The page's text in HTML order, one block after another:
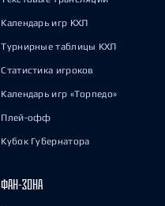
Календарь игр КХЛ
Турнирные таблицы КХЛ
Статистика игроков
Календарь игр «Торпедо»
Плей-офф
Кубок Губернатора
ФАН-ЗОНА